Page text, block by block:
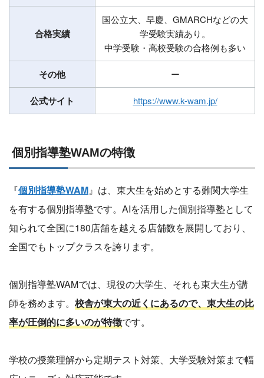
合格実績
国公立大、早慶、GMARCHなどの大
学受験実績あり。
中学受験・高校受験の合格例も多い
その他 ー
公式サイト https://www.k-wam.jp/
個別指導塾WAMの特徴
『個別指導塾WAM』は、東大生を始めとする難関大学生
を有する個別指導塾です。AIを活用した個別指導塾として
知られて全国に180店舗を越える店舗数を展開しており、
全国でもトップクラスを誇ります。
個別指導塾WAMでは、現役の大学生、それも東大生が講
師を務めます。 校舎が東大の近くにあるので、東大生の比
率が圧倒的に多いのが特徴です。
学校の授業理解から定期テスト対策、大学受験対策まで幅